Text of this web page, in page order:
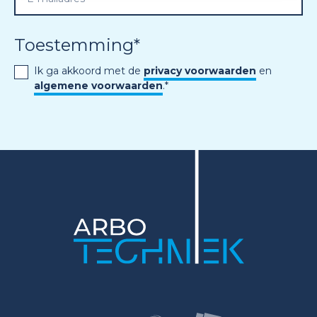
Toestemming*
Ik ga akkoord met de privacy voorwaarden en
algemene voorwaarden.*